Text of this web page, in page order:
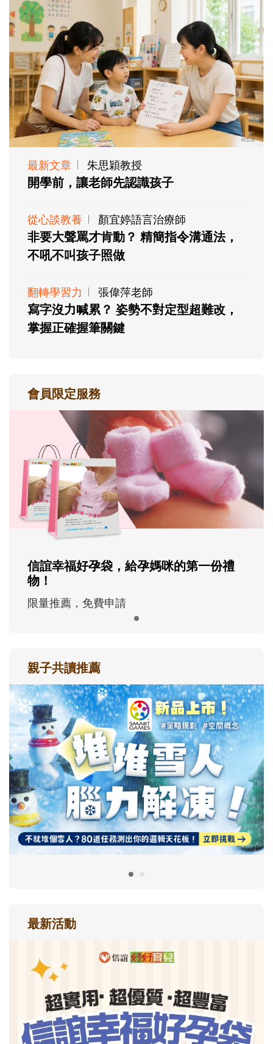
最新文章 朱思穎教授
開學前，讓老師先認識孩子
從心談教養 顏宜婷語言治療師
非要大聲罵才肯動？ 精簡指令溝通法，
不吼不叫孩子照做
翻轉學習力 張偉萍老師
寫字沒力喊累？ 姿勢不對定型超難改，
掌握正確握筆關鍵
會員限定服務
信誼幸福好孕袋，給孕媽咪的第一份禮
物！
限量推薦，免費申請
親子共讀推薦
最新活動